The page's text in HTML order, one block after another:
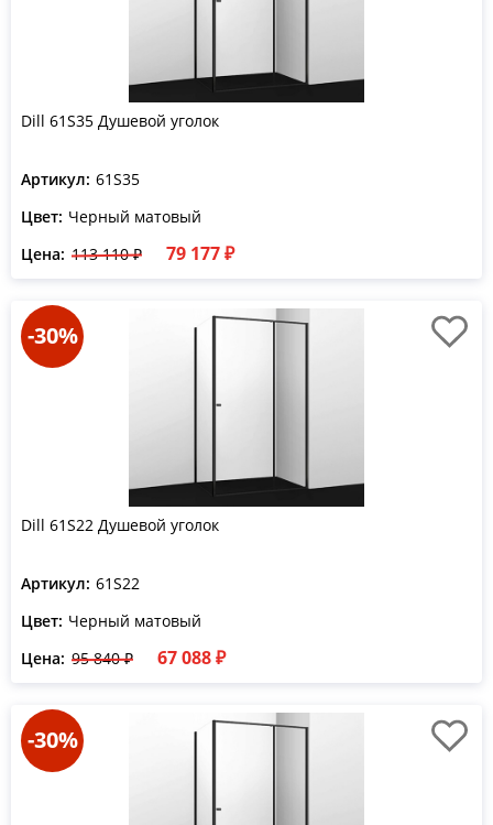
Dill 61S35 Душевой уголок
Артикул: 61S35
Цвет: Черный матовый
Цена: 113 110 ₽ 79 177 ₽
-30%
Dill 61S22 Душевой уголок
Артикул: 61S22
Цвет: Черный матовый
Цена: 95 840 ₽ 67 088 ₽
-30%